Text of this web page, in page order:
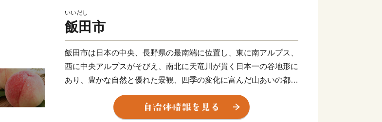
いいだし
飯田市
飯田市は日本の中央、長野県の最南端に位置し、東に南アルプス、
西に中央アルプスがそびえ、南北に天竜川が貫く日本一の谷地形に
あり、豊かな自然と優れた景観、四季の変化に富んだ山あいの都市